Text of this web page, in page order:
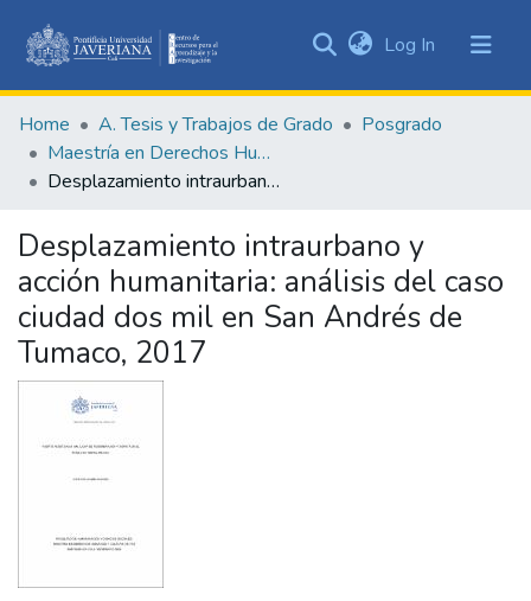
&
Collections
All of DSpace
Statistics
Log In (current)
Home A. Tesis y Trabajos de Grado
Posgrado
Maestría en Derechos Humanos y Cultura de Paz
Desplazamiento intraurbano y acción humanitaria: análisis del caso ciudad dos mil en San Andrés de Tumaco, 2017
Desplazamiento intraurbano y
acción humanitaria: análisis del caso
ciudad dos mil en San Andrés de
Tumaco, 2017